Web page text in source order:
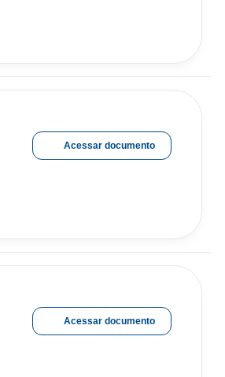
Acessar documento
Acessar documento